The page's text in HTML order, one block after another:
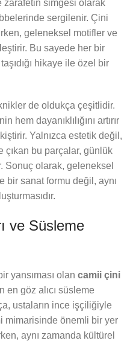
zarafetin simgesi olarak
sergilenir. Çini
geleneksel motifler ve
Bu sayede her bir
hikaye ile özel bir
de oldukça çeşitlidir.
hem dayanıklılığını artırır
Yalnızca estetik değil,
çıkan bu parçalar, günlük
Sonuç olarak, geleneksel
sanat formu değil, aynı
ve Süsleme
yansıması olan camii çini
en göz alıcı süsleme
ustaların ince işçiliğiyle
mimarisinde önemli bir yer
aynı zamanda kültürel